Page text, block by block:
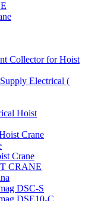
Collector for Hoist
Electrical (
Hoist
Crane
Crane
CRANE
DSC-S
DSE10-C